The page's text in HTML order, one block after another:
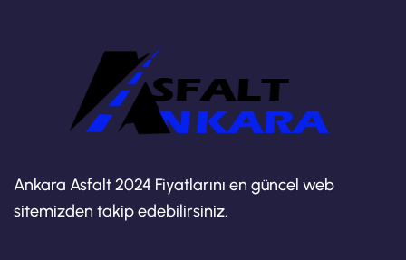
Ankara Asfalt 2024 Fiyatlarını en güncel web
sitemizden takip edebilirsiniz.